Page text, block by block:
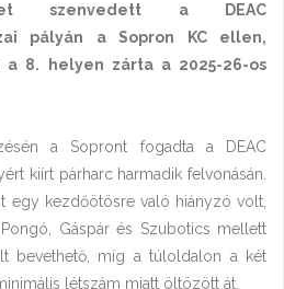
szenvedett a DEAC
pályán a Sopron KC ellen,
a 8. helyen zárta a 2025-26-os
a Sopront fogadta a DEAC
kiírt párharc harmadik felvonásán.
egy kezdőötösre való hiányzó volt,
Gáspár és Szubotics mellett
bevethető, míg a túloldalon a két
létszám miatt öltözött át.